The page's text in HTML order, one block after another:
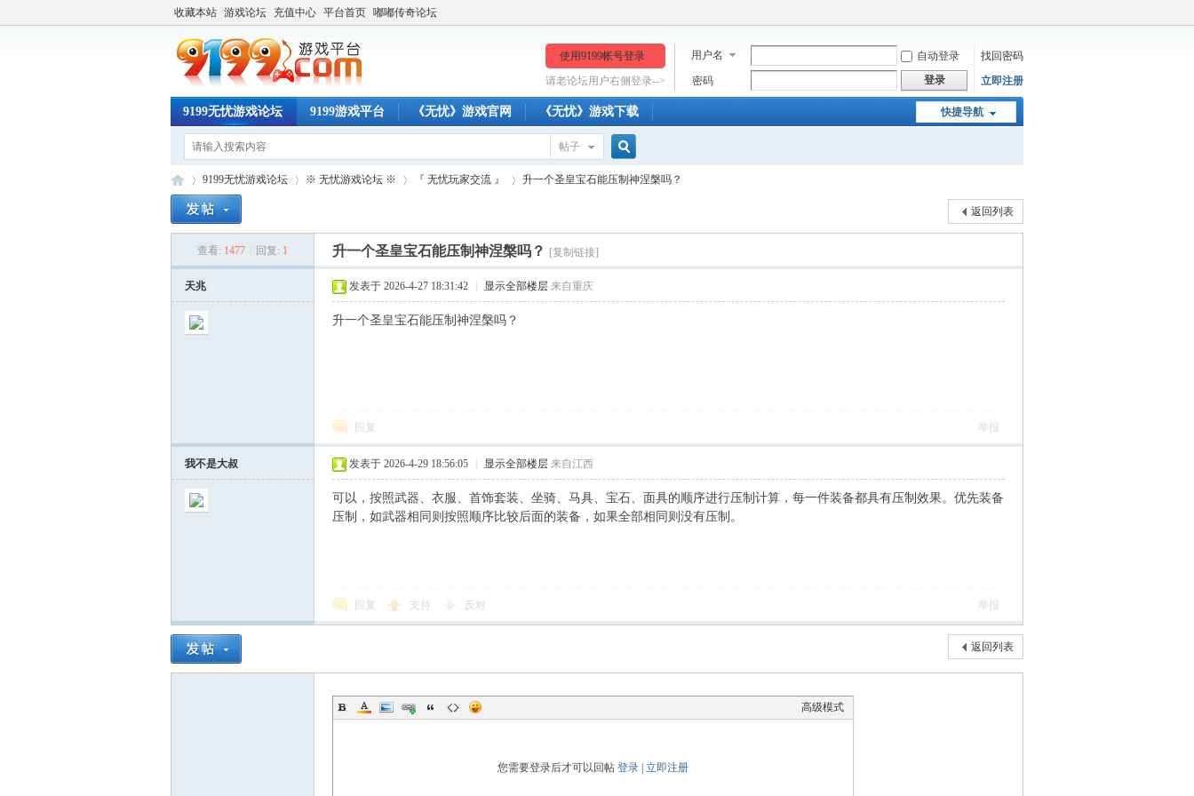
收藏本站 游戏论坛 充值中心 平台首页 嘟嘟传奇论坛
用户名 自动登录
找回密码
密码
登录 立即注册
使用9199帐号登录
请老论坛用户右侧登录-->
快捷导航
9199无忧游戏论坛 9199游戏平台 《无忧》游戏官网 《无忧》游戏下载
帖子
搜
9199无忧游戏论坛 ※ 无忧游戏论坛 ※
›
『 无忧玩家交流 』
›
升一个圣皇宝石能压制神涅槃吗？
返回列表
查看: 1477 回复: 1 升一个圣皇宝石能压制神涅槃吗？ [复制链接]
天兆 发表于 2026-4-27 18:31:42 显示全部楼层 来自重庆
升一个圣皇宝石能压制神涅槃吗？
回复 举报
我不是大叔 发表于 2026-4-29 18:56:05 显示全部楼层 来自江西
可以，按照武器、衣服、首饰套装、坐骑、马具、宝石、面具的顺序进行压制计算，每一件装备都具有压制效果。优先装备
压制，如武器相同则按照顺序比较后面的装备，如果全部相同则没有压制。
回复 支持 反对 举报
返回列表
高级模式
您需要登录后才可以回帖 登录 立即注册